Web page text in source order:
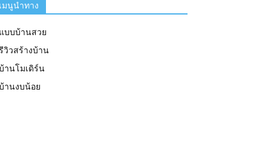
เมนูนำทาง
แบบบ้านสวย
วิวสร้างบ้าน
านโมเดิร์น
านงบน้อย